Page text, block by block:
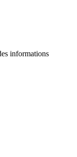
informations